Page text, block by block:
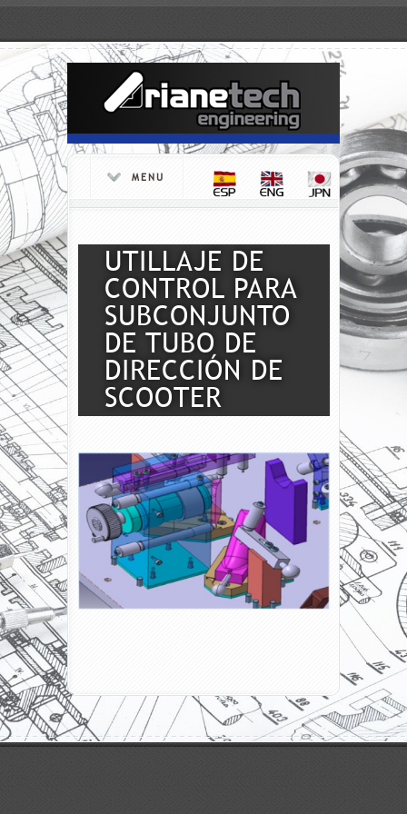
MENU
UTILLAJE DE
CONTROL PARA
SUBCONJUNTO
DE TUBO DE
DIRECCIÓN DE
SCOOTER